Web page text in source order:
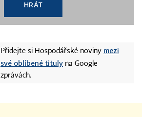
HRÁT
Přidejte si Hospodářské noviny mezi
své oblíbené tituly na Google
zprávách.